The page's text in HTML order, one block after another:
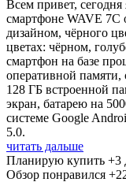
Всем привет, сегодня
смартфоне WAVE 7C
дизайном, чёрного
цветах: чёрном,
смартфон на базе
оперативной
128 ГБ встроенной
экран, батарею на
системе Google
5.0.
читать дальше
Планирую купить +3
Обзор понравился